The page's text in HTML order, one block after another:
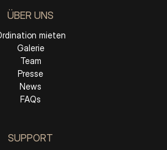
ÜBER UNS
mieten
Galerie
Team
Presse
News
FAQs
SUPPORT